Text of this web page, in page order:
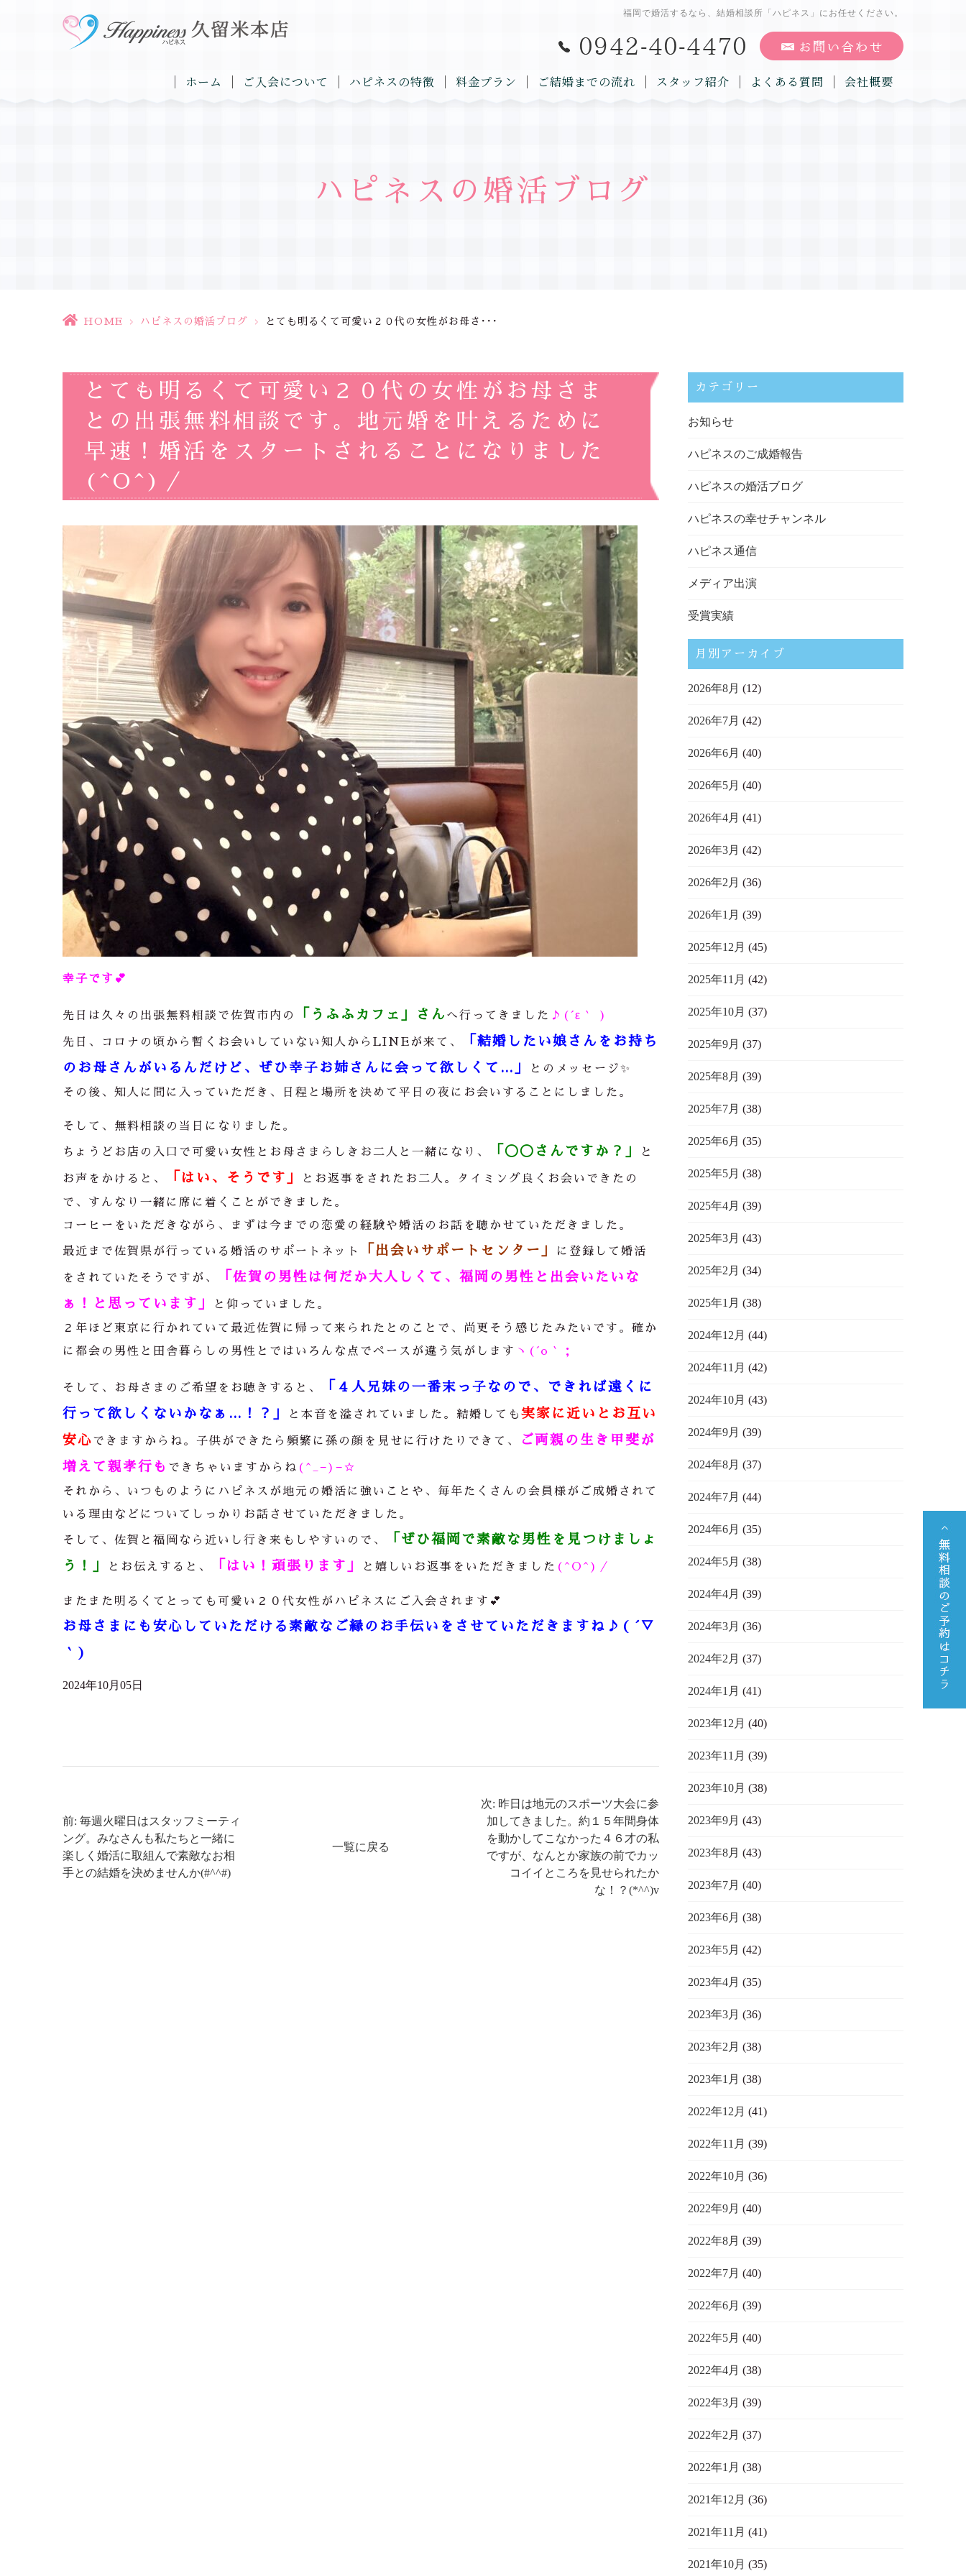
福岡で婚活するなら、結婚相談所「ハピネス」にお任せください。
ホーム ご入会について ハピネスの特徴 料金プラン ご結婚までの流れ スタッフ紹介 よくある質問 会社概要
ハピネスの婚活ブログ
HOME > ハピネスの婚活ブログ > とても明るくて可愛い２０代の女性がお母さ･･･
とても明るくて可愛い２０代の女性がお母さま
との出張無料相談です。地元婚を叶えるために
早速！婚活をスタートされることになりました
(^O^)／
幸子です💕
先日は久々の出張無料相談で佐賀市内の 「うふふカフェ」さん へ行ってきました ♪(´ε｀ )
先日、コロナの頃から暫くお会いしていない知人からLINEが来て、
「結婚したい娘さんをお持ち
のお母さんがいるんだけど、ぜひ幸子お姉さんに会って欲しくて…」
とのメッセージ✨
その後、知人に間に入っていただき、日程と場所を決めて平日の夜にお会いすることにしました。
そして、無料相談の当日になりました。
ちょうどお店の入口で可愛い女性とお母さまらしきお二人と一緒になり、 「◯◯さんですか？」 と
お声をかけると、 「はい、そうです」 とお返事をされたお二人。タイミング良くお会いできたの
で、すんなり一緒に席に着くことができました。
コーヒーをいただきながら、まずは今までの恋愛の経験や婚活のお話を聴かせていただきました。
最近まで佐賀県が行っている婚活のサポートネット 「出会いサポートセンター」 に登録して婚活
をされていたそうですが、
「佐賀の男性は何だか大人しくて、福岡の男性と出会いたいな
ぁ！と思っています」
と仰っていました。
２年ほど東京に行かれていて最近佐賀に帰って来られたとのことで、尚更そう感じたみたいです。確か
に都会の男性と田舎暮らしの男性とではいろんな点でペースが違う気がします ヽ(´o｀；
そして、お母さまのご希望をお聴きすると、
「４人兄妹の一番末っ子なので、できれば遠くに
行って欲しくないかなぁ…！？」
と本音を溢されていました。結婚しても 実家に近いとお互い
安心できますからね。子供ができたら頻繁に孫の顔を見せに行けたりできて、
ご両親の生き甲斐が
増えて親孝行も できちゃいますからね (^_−)−☆
それから、いつものようにハピネスが地元の婚活に強いことや、毎年たくさんの会員様がご成婚されて
いる理由などについてしっかりお話させていただきました。
そして、佐賀と福岡なら近いし行き来もしやすいので、
「ぜひ福岡で素敵な男性を見つけましょ
う！」
とお伝えすると、 「はい！頑張ります」 と嬉しいお返事をいただきました (^O^)／
またまた明るくてとっても可愛い２０代女性がハピネスにご入会されます💕
お母さまにも安心していただける素敵なご縁のお手伝いをさせていただきますね ♪( ´▽
｀)
2024年10月05日
前: 毎週火曜日はスタッフミーティ
ング。みなさんも私たちと一緒に
楽しく婚活に取組んで素敵なお相
手との結婚を決めませんか(#^^#)
一覧に戻る
次: 昨日は地元のスポーツ大会に参
加してきました。約１５年間身体
を動かしてこなかった４６才の私
ですが、なんとか家族の前でカッ
コイイところを見せられたか
な！？(*^^)v
カテゴリー
お知らせ
ハピネスのご成婚報告
ハピネスの婚活ブログ
ハピネスの幸せチャンネル
ハピネス通信
メディア出演
受賞実績
月別アーカイブ
2026年8月 (12)
2026年7月 (42)
2026年6月 (40)
2026年5月 (40)
2026年4月 (41)
2026年3月 (42)
2026年2月 (36)
2026年1月 (39)
2025年12月 (45)
2025年11月 (42)
2025年10月 (37)
2025年9月 (37)
2025年8月 (39)
2025年7月 (38)
2025年6月 (35)
2025年5月 (38)
2025年4月 (39)
2025年3月 (43)
2025年2月 (34)
2025年1月 (38)
2024年12月 (44)
2024年11月 (42)
2024年10月 (43)
2024年9月 (39)
2024年8月 (37)
2024年7月 (44)
2024年6月 (35)
2024年5月 (38)
2024年4月 (39)
2024年3月 (36)
2024年2月 (37)
2024年1月 (41)
2023年12月 (40)
2023年11月 (39)
2023年10月 (38)
2023年9月 (43)
2023年8月 (43)
2023年7月 (40)
2023年6月 (38)
2023年5月 (42)
2023年4月 (35)
2023年3月 (36)
2023年2月 (38)
2023年1月 (38)
2022年12月 (41)
2022年11月 (39)
2022年10月 (36)
2022年9月 (40)
2022年8月 (39)
2022年7月 (40)
2022年6月 (39)
2022年5月 (40)
2022年4月 (38)
2022年3月 (39)
2022年2月 (37)
2022年1月 (38)
2021年12月 (36)
2021年11月 (41)
2021年10月 (35)